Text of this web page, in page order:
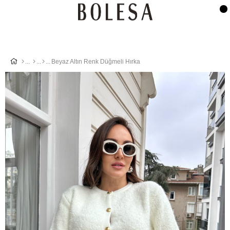
Beyaz Altın Renk Düğmeli Hırka